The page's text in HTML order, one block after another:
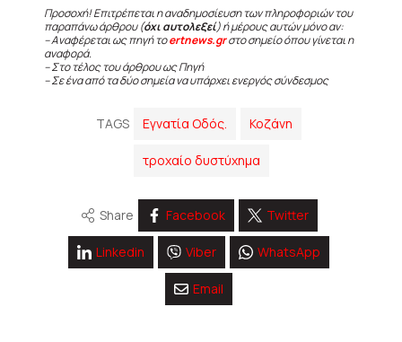
Προσοχή! Επιτρέπεται η αναδημοσίευση των πληροφοριών του
παραπάνω άρθρου (όχι αυτολεξεί) ή μέρους αυτών μόνο αν:
– Αναφέρεται ως πηγή τοertnews.grστο σημείο όπου γίνεται η
αναφορά.
– Στο τέλος του άρθρου ως Πηγή
– Σε ένα από τα δύο σημεία να υπάρχει ενεργός σύνδεσμος
TAGS Εγνατία Οδός. Κοζάνη
τροχαίο δυστύχημα
Share Facebook Twitter
Linkedin Viber WhatsApp
Email